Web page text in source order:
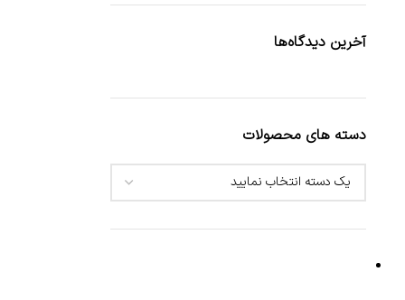
آخرین دیدگاه‌ها
دسته های محصولات